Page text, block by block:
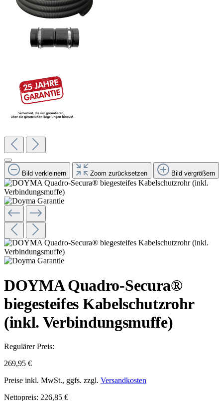
Bild verkleinern Zoom zurücksetzen Bild vergrößern
DOYMA Quadro-Secura®
biegesteifes Kabelschutzrohr
(inkl. Verbindungsmuffe)
Regulärer Preis:
269,95 €
Preise inkl. MwSt., ggfs. zzgl. Versandkosten
Nettopreis: 226,85 €